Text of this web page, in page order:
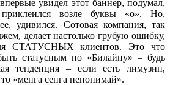
увидел этот баннер, подумал,
возле буквы «о». Но,
удивился. Сотовая компания, так
делает настолько грубую ошибку,
СТАТУСНЫХ клиентов. Это что
статусным по «Билайну» – будь
тенденция – если есть лимузин,
«менга сенга непонимай».